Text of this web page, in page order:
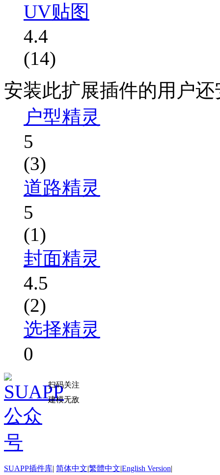
UV贴图
4.4
(14)
安装此扩展插件的用户
户型精灵
5
(3)
道路精灵
5
(1)
封面精灵
4.5
(2)
选择精灵
0
扫码关注
建模无敌
SUAPP插件库| 简体中文|繁體中文|English Version|